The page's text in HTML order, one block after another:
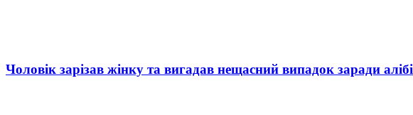
Чоловік зарізав жінку та вигадав нещасний випадок заради алібі